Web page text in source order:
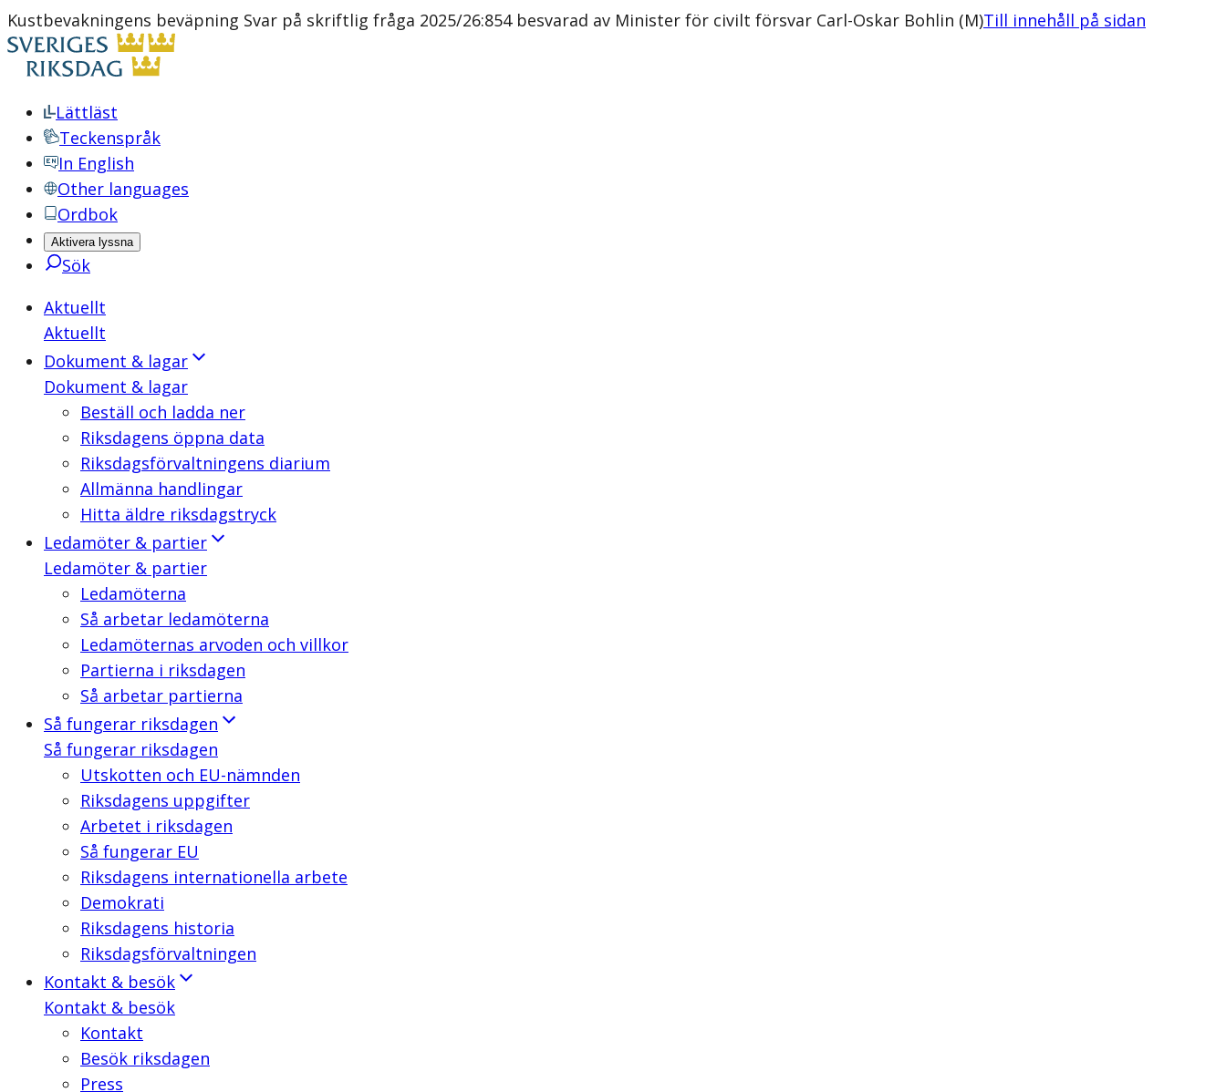
Kustbevakningens beväpning Svar på skriftlig fråga 2025/26:854 besvarad av Minister för civilt försvar Carl-Oskar Bohlin (M)Till innehåll på sidan
Lättläst
Teckenspråk
In English
Other languages
Ordbok
Aktivera lyssna
Sök
Aktuellt
Aktuellt
Dokument & lagar
Dokument & lagar
Beställ och ladda ner
Riksdagens öppna data
Riksdagsförvaltningens diarium
Allmänna handlingar
Hitta äldre riksdagstryck
Ledamöter & partier
Ledamöter & partier
Ledamöterna
Så arbetar ledamöterna
Ledamöternas arvoden och villkor
Partierna i riksdagen
Så arbetar partierna
Så fungerar riksdagen
Så fungerar riksdagen
Utskotten och EU-nämnden
Riksdagens uppgifter
Arbetet i riksdagen
Så fungerar EU
Riksdagens internationella arbete
Demokrati
Riksdagens historia
Riksdagsförvaltningen
Kontakt & besök
Kontakt & besök
Kontakt
Besök riksdagen
Press